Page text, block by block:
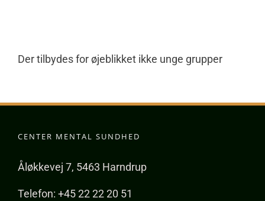
Der tilbydes for øjeblikket ikke unge grupper
CENTER MENTAL SUNDHED
Åløkkevej 7, 5463 Harndrup
Telefon: +45 22 22 20 51